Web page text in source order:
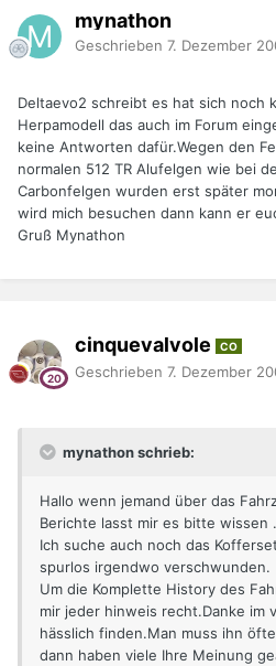
mynathon
Geschrieben 7. Dezember
Deltaevo2 schreibt es hat sich noch
Herpamodell das auch im Forum
keine Antworten dafür.Wegen den
normalen 512 TR Alufelgen wie bei
Carbonfelgen wurden erst später
wird mich besuchen dann kann er
Gruß Mynathon
cinquevalvole CO
Geschrieben 7. Dezember
mynathon schrieb:
Hallo wenn jemand über das
Berichte lasst mir es bitte wissen .
Ich suche auch noch das
spurlos irgendwo verschwunden.
Um die Komplette History des
mir jeder hinweis recht.Danke im
hässlich finden.Man muss ihn
dann haben viele Ihre Meinung